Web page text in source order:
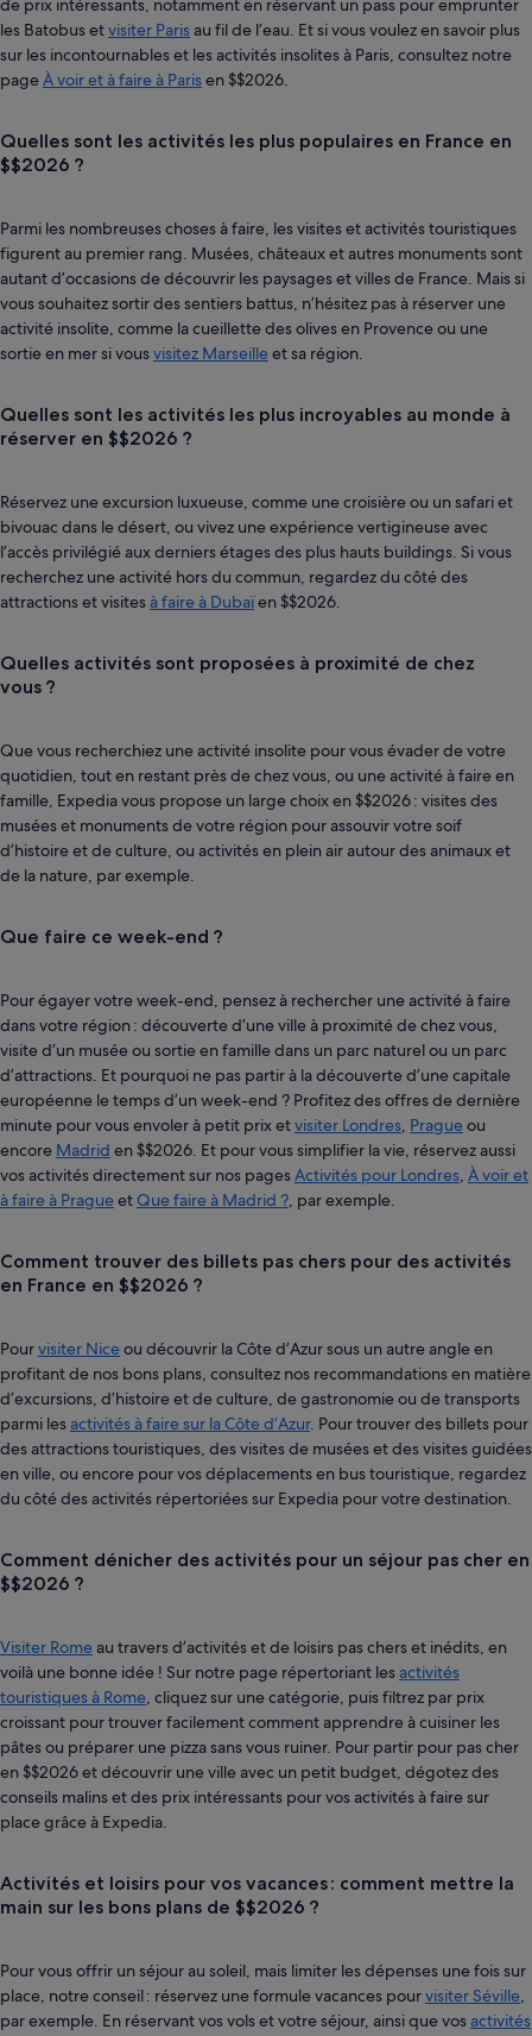
les Batobus etvisiter Paris au fil de l’eau. Et si vous voulez en savoir plus
sur les incontournables et les activités insolites à Paris, consultez notre
pageÀ voir et à faire à Parisen $$2026.
Quelles sont les activités les plus populaires en France en
$$2026 ?
Parmi les nombreuses choses à faire, les visites et activités touristiques
figurent au premier rang. Musées, châteaux et autres monuments sont
autant d’occasions de découvrir les paysages et villes de France. Mais si
vous souhaitez sortir des sentiers battus, n’hésitez pas à réserver une
activité insolite, comme la cueillette des olives en Provence ou une
sortie en mer si vousvisitez Marseilleet sa région.
Quelles sont les activités les plus incroyables au monde à
réserver en $$2026 ?
Réservez une excursion luxueuse, comme une croisière ou un safari et
bivouac dans le désert, ou vivez une expérience vertigineuse avec
l’accès privilégié aux derniers étages des plus hauts buildings. Si vous
recherchez une activité hors du commun, regardez du côté des
attractions et visites à faire à Dubaïen $$2026.
Quelles activités sont proposées à proximité de chez
vous ?
Que vous recherchiez une activité insolite pour vous évader de votre
quotidien, tout en restant près de chez vous, ou une activité à faire en
famille, Expedia vous propose un large choix en $$2026 : visites des
musées et monuments de votre région pour assouvir votre soif
d’histoire et de culture, ou activités en plein air autour des animaux et
de la nature, par exemple.
Que faire ce week-end ?
Pour égayer votre week-end, pensez à rechercher une activité à faire
dans votre région : découverte d’une ville à proximité de chez vous,
visite d’un musée ou sortie en famille dans un parc naturel ou un parc
d’attractions. Et pourquoi ne pas partir à la découverte d’une capitale
européenne le temps d’un week-end ? Profitez des offres de dernière
minute pour vous envoler à petit prix etvisiter Londres Pragueou
encore Madrid en $$2026. Et pour vous simplifier la vie, réservez aussi
vos activités directement sur nos pagesActivités pour Londres À voir et
à faire à PragueetQue faire à Madrid ? , par exemple.
Comment trouver des billets pas chers pour des activités
en France en $$2026 ?
Pourvisiter Niceou découvrir la Côte d’Azur sous un autre angle en
profitant de nos bons plans, consultez nos recommandations en matière
d’excursions, d’histoire et de culture, de gastronomie ou de transports
parmi les activités à faire sur la Côte d’Azur. Pour trouver des billets pour
des attractions touristiques, des visites de musées et des visites guidées
en ville, ou encore pour vos déplacements en bus touristique, regardez
du côté des activités répertoriées sur Expedia pour votre destination.
Comment dénicher des activités pour un séjour pas cher en
$$2026 ?
Visiter Rome au travers d’activités et de loisirs pas chers et inédits, en
voilà une bonne idée ! Sur notre page répertoriant les activités
touristiques à Rome , cliquez sur une catégorie, puis filtrez par prix
croissant pour trouver facilement comment apprendre à cuisiner les
pâtes ou préparer une pizza sans vous ruiner. Pour partir pour pas cher
en $$2026 et découvrir une ville avec un petit budget, dégotez des
conseils malins et des prix intéressants pour vos activités à faire sur
place grâce à Expedia.
Activités et loisirs pour vos vacances : comment mettre la
main sur les bons plans de $$2026 ?
Pour vous offrir un séjour au soleil, mais limiter les dépenses une fois sur
place, notre conseil : réservez une formule vacances pourvisiter Séville
par exemple. En réservant vos vols et votre séjour, ainsi que vos activités